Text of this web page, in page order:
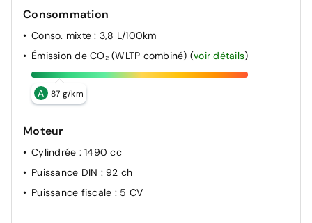
Consommation
Conso. mixte: 3,8 L/100km
Émission de CO₂ (WLTP combiné) (voir détails)
A 87 g/km
Moteur
Cylindrée : 1490 cc
Puissance DIN : 92 ch
Puissance fiscale : 5 CV